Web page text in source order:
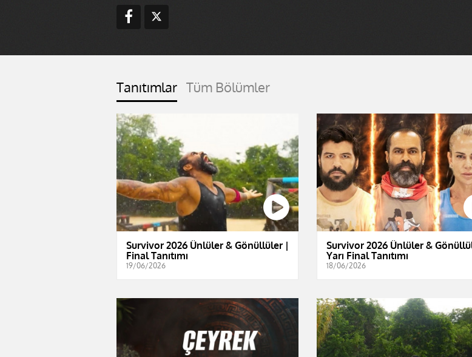
Tanıtımlar Tüm Bölümler
Survivor 2026 Ünlüler & Gönüllüler |
Final Tanıtımı
19/06/2026
Survivor 2026 Ünlüler &
Yarı Final Tanıtımı
18/06/2026